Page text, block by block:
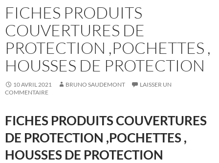
FICHES PRODUITS
COUVERTURES DE
PROTECTION ,POCHETTES ,
HOUSSES DE PROTECTION
10 AVRIL 2021 BRUNO SAUDEMONT
LAISSER UN
COMMENTAIRE
FICHES PRODUITS COUVERTURES
DE PROTECTION ,POCHETTES ,
HOUSSES DE PROTECTION